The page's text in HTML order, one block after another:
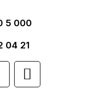
veya
bilgiler bulunuyor.
daha pahalı.
5 000
04 21